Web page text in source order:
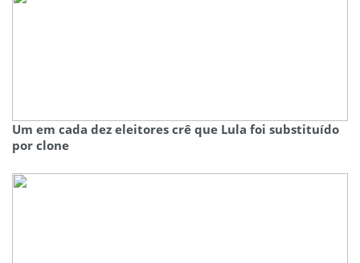
Um em cada dez eleitores crê que Lula foi substituído
por clone